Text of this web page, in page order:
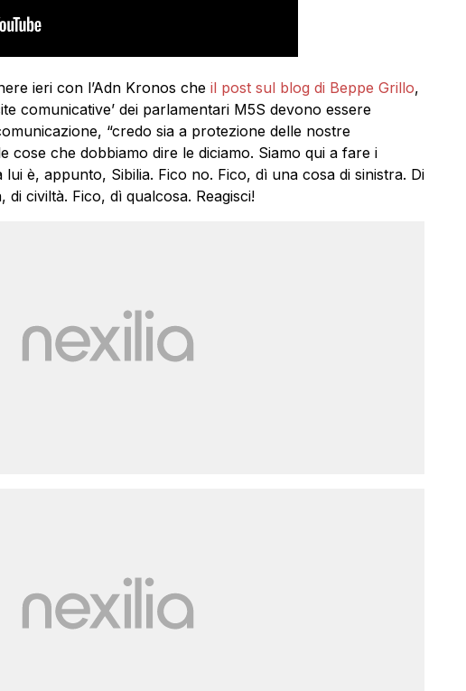
ieri con l’Adn Kronos cheil post sul blog di Beppe Grillo,
comunicative’ dei parlamentari M5S devono essere
“credo sia a protezione delle nostre
cose che dobbiamo dire le diciamo. Siamo qui a fare i
è, appunto, Sibilia. Fico no. Fico, dì una cosa di sinistra. Di
civiltà. Fico, dì qualcosa. Reagisci!